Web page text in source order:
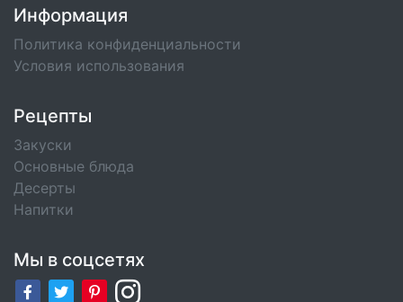
Информация
Политика конфиденциальности
Условия использования
Рецепты
Закуски
Основные блюда
Десерты
Напитки
Мы в соцсетях